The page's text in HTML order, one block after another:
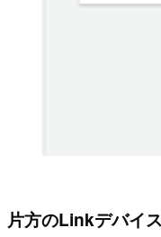
片方のLinkデバイ